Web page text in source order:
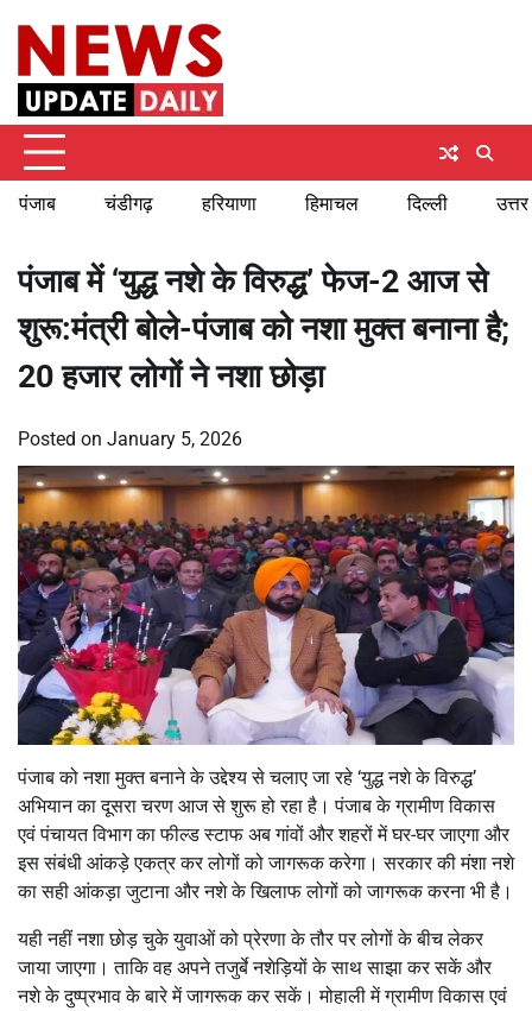
content
पंजाब चंडीगढ़ हरियाणा हिमाचल दिल्ली
पंजाब में ‘युद्ध नशे के विरुद्ध’ फेज-2 आज से
शुरू:मंत्री बोले-पंजाब को नशा मुक्त बनाना है;
20 हजार लोगों ने नशा छोड़ा
Posted on January 5, 2026
पंजाब को नशा मुक्त बनाने के उद्देश्य से चलाए जा रहे ‘युद्ध नशे के विरुद्ध’
अभियान का दूसरा चरण आज से शुरू हो रहा है। पंजाब के ग्रामीण विकास
एवं पंचायत विभाग का फील्ड स्टाफ अब गांवों और शहरों में घर-घर जाएगा और
इस संबंधी आंकड़े एकत्र कर लोगों को जागरूक करेगा। सरकार की मंशा नशे
का सही आंकड़ा जुटाना और नशे के खिलाफ लोगों को जागरूक करना भी है।
यही नहीं नशा छोड़ चुके युवाओं को प्रेरणा के तौर पर लोगों के बीच लेकर
जाया जाएगा। ताकि वह अपने तजुर्बे नशेड़ियों के साथ साझा कर सकें और
नशे के दुष्प्रभाव के बारे में जागरूक कर सकें। मोहाली में ग्रामीण विकास एवं